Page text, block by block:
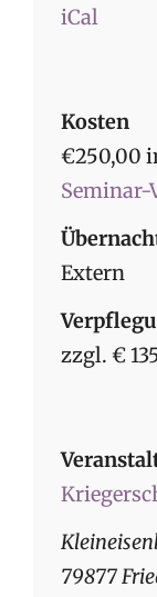
iCal
Kosten
€250,00
Seminar-
Extern
zzgl. €
79877